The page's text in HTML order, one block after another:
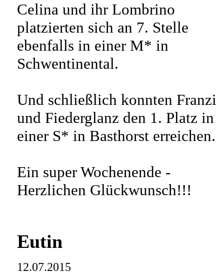
Celina und ihr Lombrino
platzierten sich an 7. Stelle
ebenfalls in einer M* in
Schwentinental.
Und schließlich konnten Franzi
und Fiederglanz den 1. Platz in
einer S* in Basthorst erreichen.
Ein super Wochenende -
Herzlichen Glückwunsch!!!
Eutin
12.07.2015